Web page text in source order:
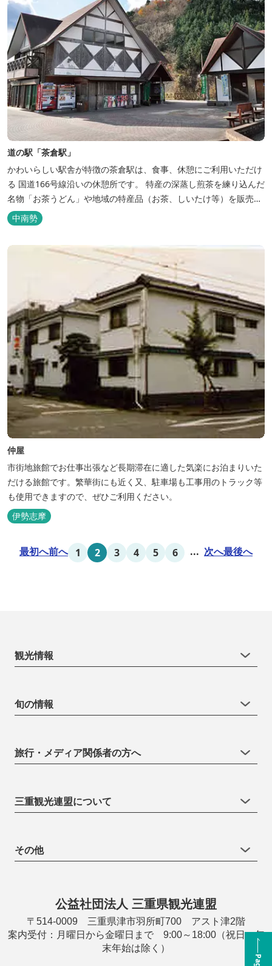
道の駅「茶倉駅」
かわいらしい駅舎が特徴の茶倉駅は、食事、休憩にご利用いただけ
る 国道166号線沿いの休憩所です。 特産の深蒸し煎茶を練り込んだ
名物「お茶うどん」や地域の特産品（お茶、しいたけ等）を販売。
吊り橋をわたれば宿泊施設のエバーグレイズ香肌峡まですぐ。 【イ
チオシ名物】 ・味噌カツ丼…地元産の甘味噌を使ったボリュームた
っぷりの丼ぶり。 松阪の観光情報は、松阪観光インフォメ...
中南勢
仲屋
市街地旅館でお仕事出張など長期滞在に適した気楽にお泊まりいた
だける旅館です。繁華街にも近く又、駐車場も工事用のトラック等
も使用できますので、ぜひご利用ください。
伊勢志摩
最初へ前へ 1 2 3 4 5 6 ... 次へ最後へ
観光情報
旬の情報
旅行・メディア関係者の方へ
三重観光連盟について
その他
公益社団法人 三重県観光連盟
〒514-0009 三重県津市羽所町700 アスト津2階
案内受付：月曜日から金曜日まで 9:00～18:00（祝日・年
末年始は除く）